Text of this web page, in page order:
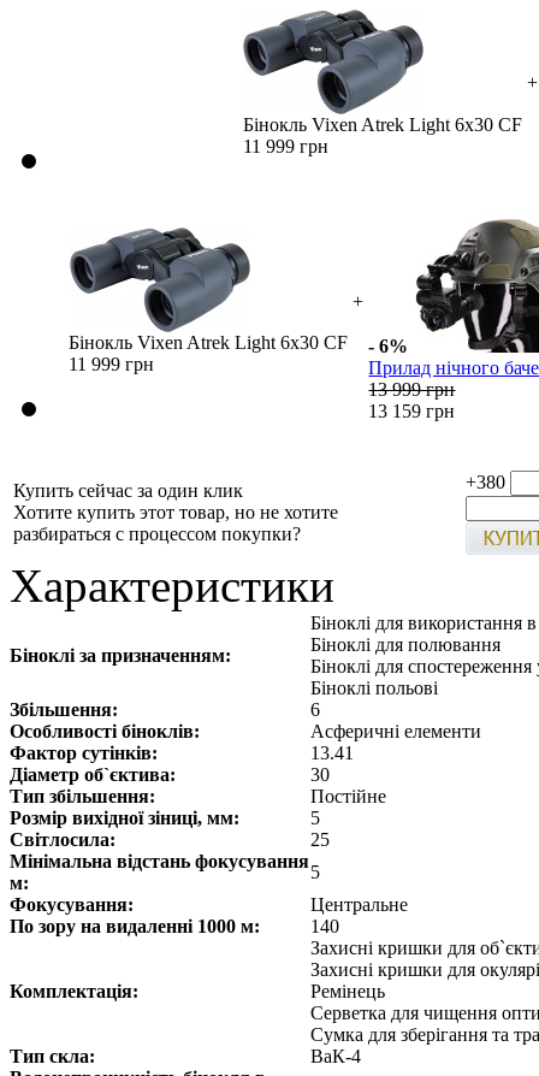
Бінокль Vixen Atrek Light 6х30 CF
11 999 грн
+
Бінокль Vixen Atrek Light 6х30 CF
11 999 грн
+
- 6%
Прилад нічного
13 999 грн
13 159 грн
Купить сейчас за один клик
Хотите купить этот товар, но не хотите
разбираться с процессом покупки?
+380
Характеристики
Біноклі за призначенням:
Біноклі для використання
Біноклі для полювання
Біноклі для спостереження
Біноклі польові
Збільшення:
6
Особливості біноклів:
Асферичні елементи
Фактор сутінків:
13.41
Діаметр об`єктива:
30
Тип збільшення:
Постійне
Розмір вихідної зіниці, мм:
5
Світлосила:
25
Мінімальна відстань фокусування
м:
5
Фокусування:
Центральне
По зору на видаленні 1000 м:
140
Комплектація:
Захисні кришки для
Захисні кришки для
Ремінець
Серветка для чищення
Сумка для зберігання та
Тип скла:
ВаК-4